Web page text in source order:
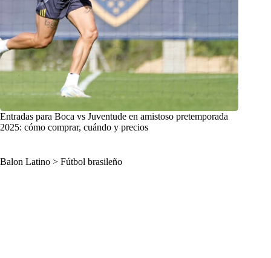
Entradas para Boca vs Juventude en amistoso pretemporada
2025: cómo comprar, cuándo y precios
Balon Latino > Fútbol brasileño